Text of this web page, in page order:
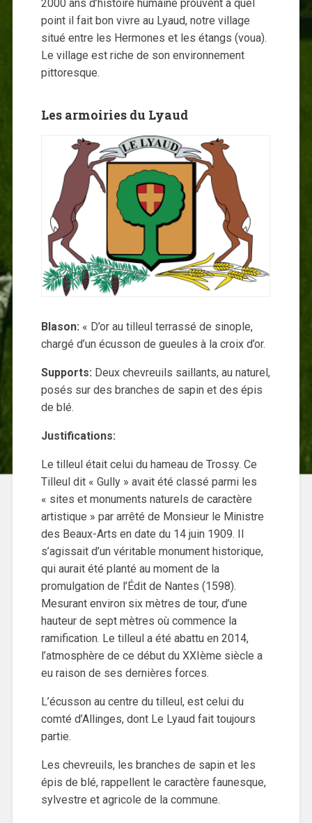
2000 ans d’histoire humaine prouvent à quel
point il fait bon vivre au Lyaud, notre village
situé entre les Hermones et les étangs (voua).
Le village est riche de son environnement
pittoresque.
Les armoiries du Lyaud
Blason: « D’or au tilleul terrassé de sinople,
chargé d’un écusson de gueules à la croix d’or.
Supports: Deux chevreuils saillants, au naturel,
posés sur des branches de sapin et des épis
de blé.
Justifications:
Le tilleul était celui du hameau de Trossy. Ce
Tilleul dit « Gully » avait été classé parmi les
« sites et monuments naturels de caractère
artistique » par arrêté de Monsieur le Ministre
des Beaux-Arts en date du 14 juin 1909. Il
s’agissait d’un véritable monument historique,
qui aurait été planté au moment de la
promulgation de l’Édit de Nantes (1598).
Mesurant environ six mètres de tour, d’une
hauteur de sept mètres où commence la
ramification. Le tilleul a été abattu en 2014,
l’atmosphère de ce début du XXIème siècle a
eu raison de ses dernières forces.
L’écusson au centre du tilleul, est celui du
comté d’Allinges, dont Le Lyaud fait toujours
partie.
Les chevreuils, les branches de sapin et les
épis de blé, rappellent le caractère faunesque,
sylvestre et agricole de la commune.